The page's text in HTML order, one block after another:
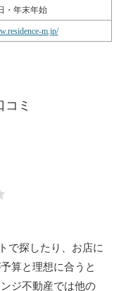
・年末年始
m.jp/
ミ
で探したり、お店に
算と理想に合うと
ジ不動産では他の